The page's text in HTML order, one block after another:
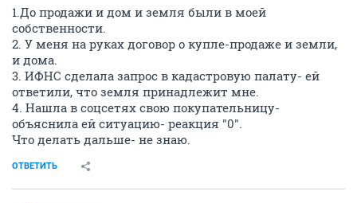
1.До продажи и дом и земля были в моей
собственности.
2. У меня на руках договор о купле-продаже и земли,
и дома.
3. ИФНС сделала запрос в кадастровую палату- ей
ответили, что земля принадлежит мне.
4. Нашла в соцсетях свою покупательницу-
объяснила ей ситуацию- реакция "0".
Что делать дальше- не знаю.
ОТВЕТИТЬ